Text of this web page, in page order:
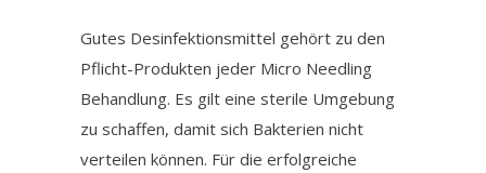
Gutes Desinfektionsmittel gehört zu den
Pflicht-Produkten jeder Micro Needling
Behandlung. Es gilt eine sterile Umgebung
zu schaffen, damit sich Bakterien nicht
verteilen können. Für die erfolgreiche